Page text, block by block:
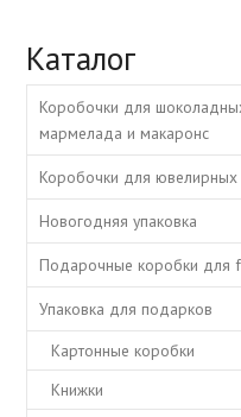
Каталог
Коробочки для
мармелада и макаронс
Коробочки для ювелирных
Новогодняя упаковка
Подарочные коробки для
Упаковка для подарков
Картонные коробки
Книжки